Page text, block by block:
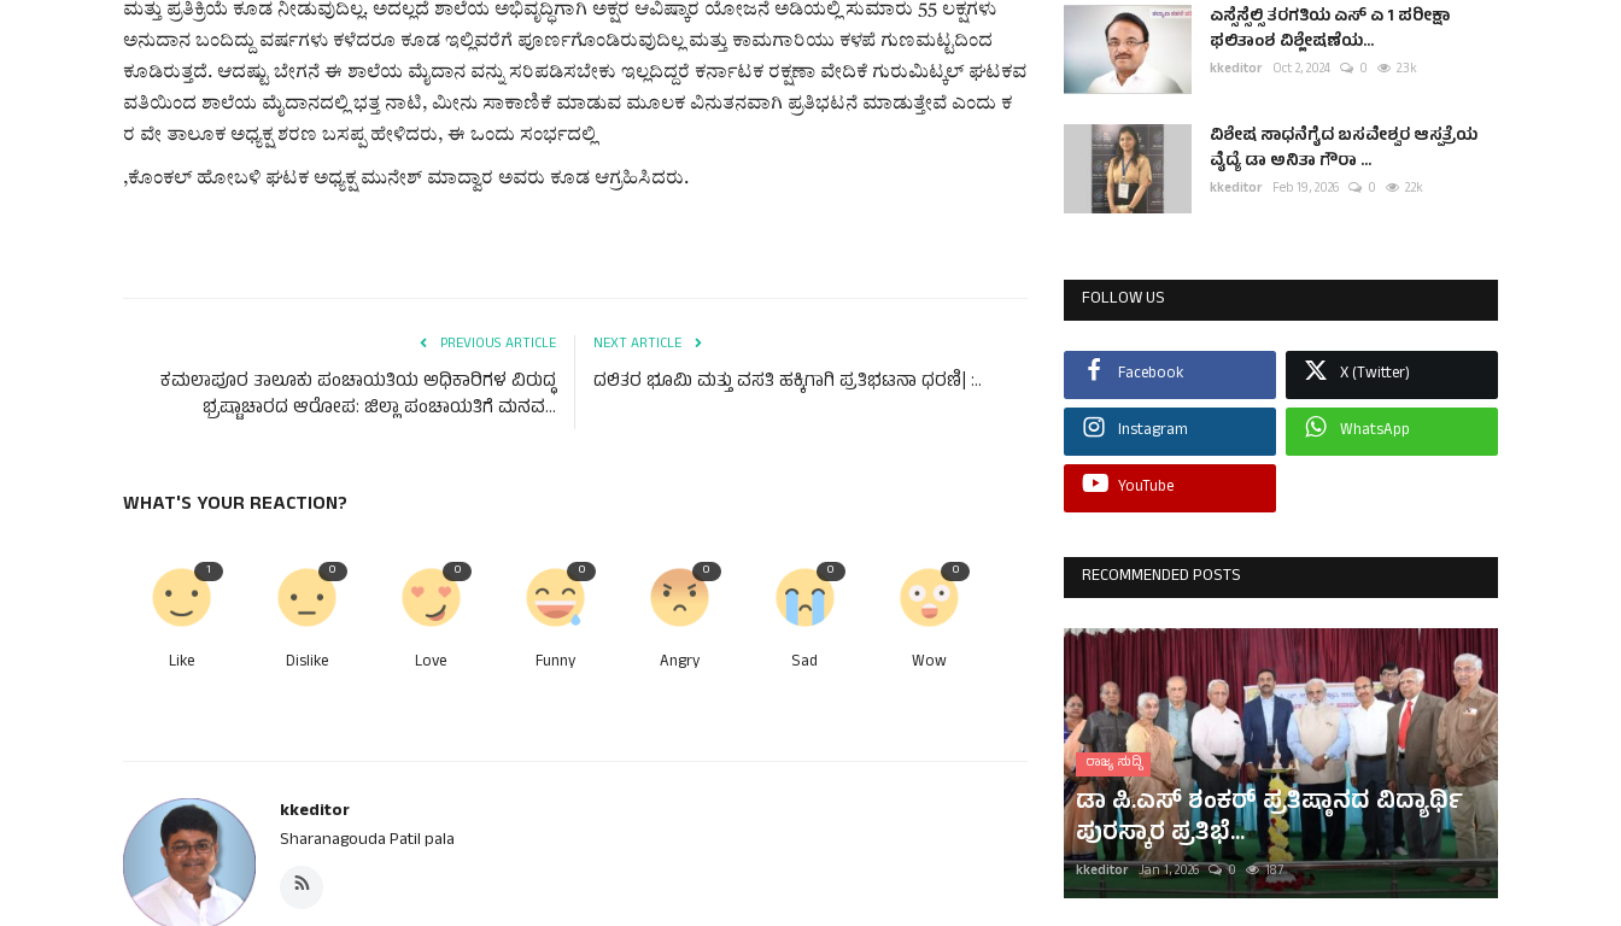
ಮತ್ತು ಪ್ರತಿಕ್ರಿಯೆ ಕೂಡ ನೀಡುವುದಿಲ್ಲ. ಅದಲ್ಲದೆ ಶಾಲೆಯ ಅಭಿವೃದ್ಧಿಗಾಗಿ ಅಕ್ಷರ ಆವಿಷ್ಕಾರ ಯೋಜನೆ ಅಡಿಯಲ್ಲಿ ಸುಮಾರು 55 ಲಕ್ಷಗಳು
ಅನುದಾನ ಬಂದಿದ್ದು ವರ್ಷಗಳು ಕಳೆದರೂ ಕೂಡ ಇಲ್ಲಿವರೆಗೆ ಪೂರ್ಣಗೊಂಡಿರುವುದಿಲ್ಲ ಮತ್ತು ಕಾಮಗಾರಿಯು ಕಳಪೆ ಗುಣಮಟ್ಟದಿಂದ
ಕೂಡಿರುತ್ತದೆ. ಆದಷ್ಟು ಬೇಗನೆ ಈ ಶಾಲೆಯ ಮೈದಾನ ವನ್ನು ಸರಿಪಡಿಸಬೇಕು ಇಲ್ಲದಿದ್ದರೆ ಕರ್ನಾಟಕ ರಕ್ಷಣಾ ವೇದಿಕೆ ಗುರುಮಿಟ್ಕಲ್ ಘಟಕವ
ವತಿಯಿಂದ ಶಾಲೆಯ ಮೈದಾನದಲ್ಲಿ ಭತ್ತ ನಾಟಿ, ಮೀನು ಸಾಕಾಣಿಕೆ ಮಾಡುವ ಮೂಲಕ ವಿನುತನವಾಗಿ ಪ್ರತಿಭಟನೆ ಮಾಡುತ್ತೇವೆ ಎಂದು ಕ
ರ ವೇ ತಾಲೂಕ ಅಧ್ಯಕ್ಷ ಶರಣ ಬಸಪ್ಪ ಹೇಳಿದರು, ಈ ಒಂದು ಸಂರ್ಭದಲ್ಲಿ
,ಕೊಂಕಲ್ ಹೋಬಳಿ ಘಟಕ ಅಧ್ಯಕ್ಷ ಮುನೇಶ್ ಮಾದ್ವಾರ ಅವರು ಕೂಡ ಆಗ್ರಹಿಸಿದರು.
PREVIOUS ARTICLE
ಕಮಲಾಪೂರ ತಾಲೂಕು ಪಂಚಾಯತಿಯ ಅಧಿಕಾರಿಗಳ ವಿರುದ್ಧ
ಭ್ರಷ್ಟಾಚಾರದ ಆರೋಪ: ಜಿಲ್ಲಾ ಪಂಚಾಯತಿಗೆ ಮನವ...
NEXT ARTICLE
ದಲಿತರ ಭೂಮಿ ಮತ್ತು ವಸತಿ ಹಕ್ಕಿಗಾಗಿ ಪ್ರತಿಭಟನಾ ಧರಣಿ| :..
WHAT'S YOUR REACTION?
1
Like
0
Dislike
0
Love
0
Funny
0
Angry
0
Sad
0
Wow
kkeditor
Sharanagouda Patil pala
ಎಸ್ಸೆಸ್ಸೆಲ್ಸಿ ತರಗತಿಯ ಎಸ್ ಎ 1 ಪರೀಕ್ಷಾ
ಫಲಿತಾಂಶ ವಿಶ್ಲೇಷಣೆಯ...
kkeditor Oct 2, 2024 0 2.3k
ವಿಶೇಷ ಸಾಧನೆಗೈದ ಬಸವೇಶ್ವರ ಆಸ್ಪತ್ರೆಯ
ವೈದ್ಯೆ ಡಾ ಅನಿತಾ ಗೌರಾ ...
kkeditor Feb 19, 2026 0 2.2k
FOLLOW US
Facebook X (Twitter)
Instagram WhatsApp
YouTube
RECOMMENDED POSTS
ರಾಜ್ಯ ಸುದ್ದಿ
ಡಾ ಪಿ.ಎಸ್ ಶಂಕರ್ ಪ್ರತಿಷ್ಠಾನದ ವಿದ್ಯಾರ್ಥಿ
ಪುರಸ್ಕಾರ ಪ್ರತಿಭೆ...
kkeditor Jan 1, 2026 0 187